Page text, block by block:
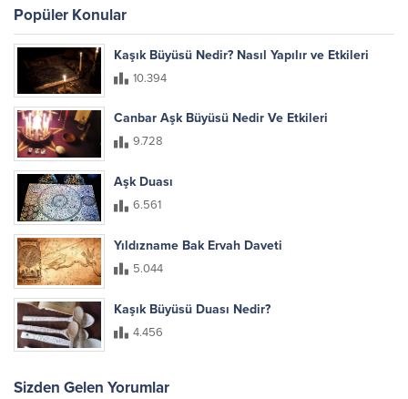
Popüler Konular
Kaşık Büyüsü Nedir? Nasıl Yapılır ve Etkileri
10.394
Canbar Aşk Büyüsü Nedir Ve Etkileri
9.728
Aşk Duası
6.561
Yıldızname Bak Ervah Daveti
5.044
Kaşık Büyüsü Duası Nedir?
4.456
Sizden Gelen Yorumlar